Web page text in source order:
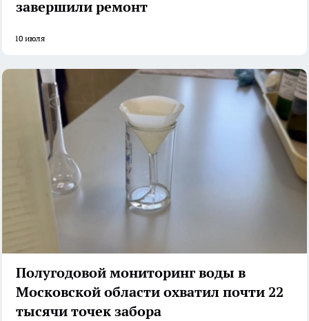
завершили ремонт
10 июля
Полугодовой мониторинг воды в
Московской области охватил почти 22
тысячи точек забора